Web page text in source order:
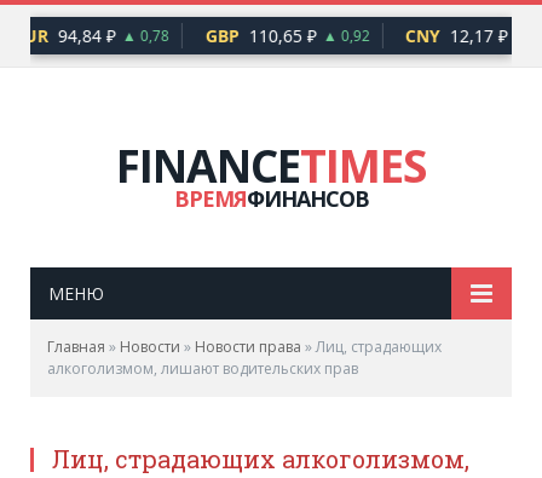
EUR 94,84 ₽ ▲ 0,78 GBP 110,65 ₽ ▲ 0,92 CNY 12,17 ₽
FINANCETIMES
ВРЕМЯФИНАНСОВ
МЕНЮ
Главная » Новости » Новости права »Лиц, страдающих
алкоголизмом, лишают водительских прав
Лиц, страдающих алкоголизмом,